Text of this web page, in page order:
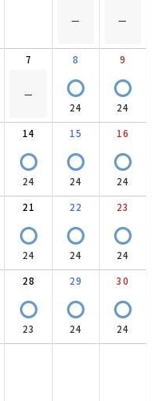
－ －
7
－
8
〇
24
9
〇
24
14
〇
24
15
〇
24
16
〇
24
21
〇
24
22
〇
24
23
〇
24
28
〇
23
29
〇
24
30
〇
24